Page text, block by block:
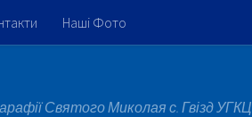
Наші Фото
Святого Миколая с. Гвізд УГКЦ